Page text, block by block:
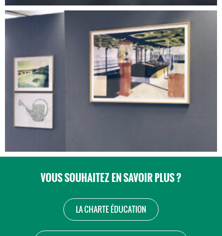
VOUS SOUHAITEZ EN SAVOIR PLUS ?
LA CHARTE ÉDUCATION